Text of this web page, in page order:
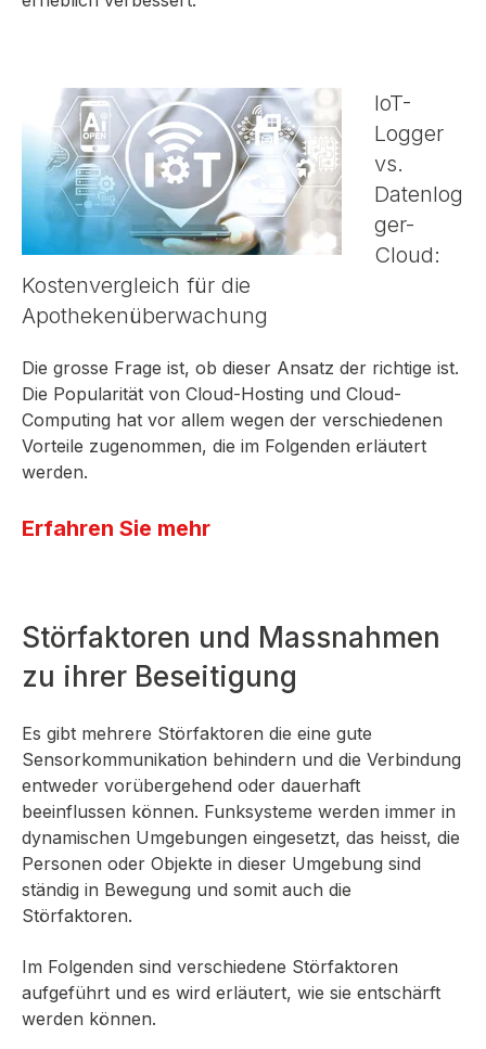
IoT-
Logger
vs.
Datenlog
ger-
Cloud:
Kostenvergleich für die
Apothekenüberwachung
Die grosse Frage ist, ob dieser Ansatz der richtige ist.
Die Popularität von Cloud-Hosting und Cloud-
Computing hat vor allem wegen der verschiedenen
Vorteile zugenommen, die im Folgenden erläutert
werden.
Erfahren Sie mehr
Störfaktoren und Massnahmen
zu ihrer Beseitigung
Es gibt mehrere Störfaktoren die eine gute
Sensorkommunikation behindern und die Verbindung
entweder vorübergehend oder dauerhaft
beeinflussen können. Funksysteme werden immer in
dynamischen Umgebungen eingesetzt, das heisst, die
Personen oder Objekte in dieser Umgebung sind
ständig in Bewegung und somit auch die
Störfaktoren.
Im Folgenden sind verschiedene Störfaktoren
aufgeführt und es wird erläutert, wie sie entschärft
werden können.